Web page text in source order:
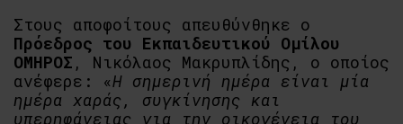
Στους αποφοίτους απευθύνθηκε ο
Πρόεδρος του Εκπαιδευτικού Ομίλου
ΟΜΗΡΟΣ , Νικόλαος Μακρυπλίδης, ο οποίος
ανέφερε: «Η σημερινή ημέρα είναι μία
ημέρα χαράς, συγκίνησης και
υπερηφάνειας για την οικογένεια του